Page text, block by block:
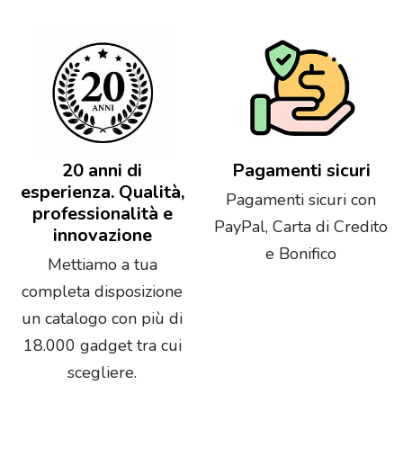
20 anni di
esperienza. Qualità,
professionalità e
innovazione
Mettiamo a tua
completa disposizione
un catalogo con più di
18.000 gadget tra cui
scegliere.
Pagamenti sicuri
Pagamenti sicuri con
PayPal, Carta di Credito
e Bonifico